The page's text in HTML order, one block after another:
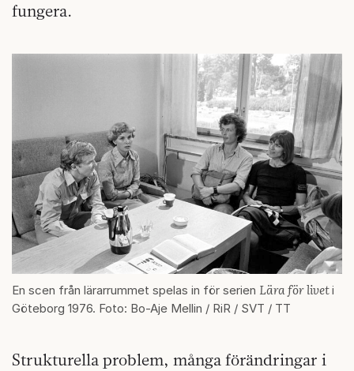
fungera.
En scen från lärarrummet spelas in för serien Lära för liveti
Göteborg 1976. Foto: Bo-Aje Mellin / RiR / SVT / TT
Strukturella problem, många förändringar i